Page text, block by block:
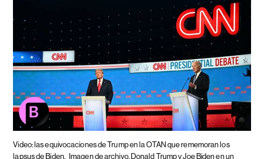
Video: las equivocaciones de Trump en la OTAN que rememoran los
lapsus de Biden. Imagen de archivo. Donald Trump y Joe Biden en un